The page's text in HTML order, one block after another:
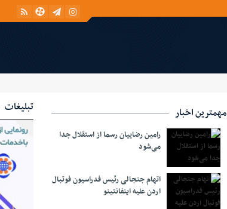
مهمترین اخبار
رامین رضاییان رسما از استقلال جدا
می‌شود
اتهام جنجالی رئیس فدراسیون فوتبال
اردن علیه اینفانتینو
تبلیغات